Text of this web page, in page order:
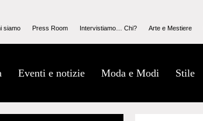
siamo Press Room Intervistiamo… Chi? Arte e Mestiere
Eventi e notizie Moda e Modi Stile